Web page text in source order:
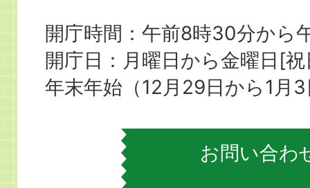
町
役
場
開庁時間：午前8時30分から
開庁日：月曜日から金曜日[
年末年始（12月29日から1月
お問い合わ